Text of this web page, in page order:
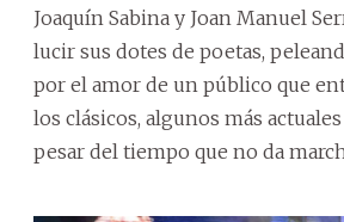
Joaquín Sabina y Joan Manuel
lucir sus dotes de poetas,
por el amor de un público que
los clásicos, algunos más
pesar del tiempo que no da